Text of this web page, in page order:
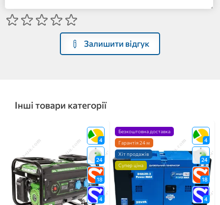
Залишити відгук
Інші товари категорії
4
24
18
4
4
24
18
4
Безкоштовна доставка
Гарантія 24 м
Хіт продажів
Супер ціна